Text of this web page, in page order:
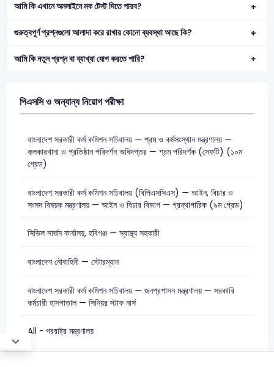
আমি কি এখানে অনলাইনে মক টেস্ট দিতে পারব?
গুরুত্বপূর্ণ প্রশ্নগুলো আলাদা করে রাখার কোনো ব্যবস্থা আছে কি?
আমি কি নতুন প্রশ্ন বা ব্যাখ্যা যোগ করতে পারি?
পিএসসি ও অন্যান্য নিয়োগ পরীক্ষা
বাংলাদেশ সরকারী কর্ম কমিশন সচিবালয় — শ্রম ও কর্মসংস্থান মন্ত্রণালয় —
কলকারখানা ও প্রতিষ্ঠান পরিদর্শন অধিদপ্তর — শ্রম পরিদর্শক (সেফটি) (১০ম
গ্রেড)
বাংলাদেশ সরকারী কর্ম কমিশন সচিবালয় (বিপিএসসিএস) — আইন, বিচার ও
সংসদ বিষয়ক মন্ত্রণালয় — আইন ও বিচার বিভাগ — গ্রন্থাগারিক (৯ম গ্রেড)
সিভিল সার্জন কার্যালয়, হবিগঞ্জ — স্বাস্থ্য সহকারী
বাংলাদেশ নৌবাহিনী — স্টোরম্যান
বাংলাদেশ সরকারী কর্ম কমিশন সচিবালয় — জনপ্রশাসন মন্ত্রণালয় — সরকারি
কর্মচারী হাসপাতাল — সিনিয়র স্টাফ নার্স
All - পররাষ্ট্র মন্ত্রণালয়